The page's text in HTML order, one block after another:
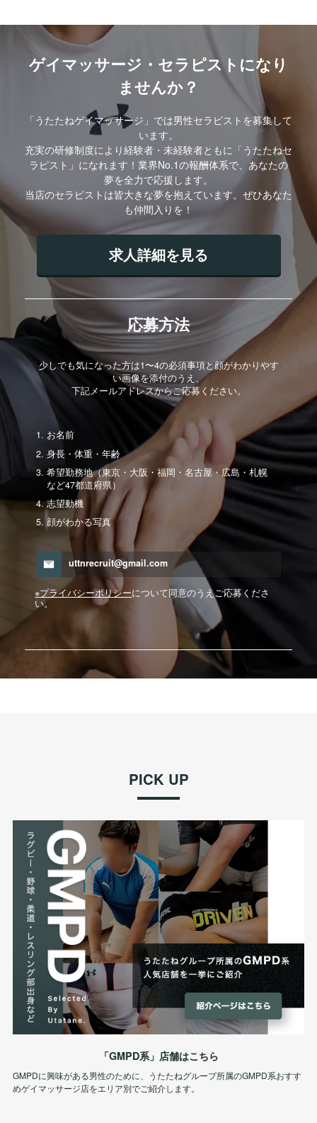
ゲイマッサージ・セラピストになり
ませんか？
「うたたねゲイマッサージ」では男性セラピストを募集して
います。
充実の研修制度により経験者・未経験者ともに「うたたねセ
ラピスト」になれます！業界No.1の報酬体系で、あなたの
夢を全力で応援します。
当店のセラピストは皆大きな夢を抱えています。ぜひあなた
も仲間入りを！
求人詳細を見る
応募方法
少しでも気になった方は1〜4の必須事項と顔がわかりやす
い画像を添付のうえ、
下記メールアドレスからご応募ください。
お名前
身長・体重・年齢
希望勤務地（東京・大阪・福岡・名古屋・広島・札幌
など47都道府県）
志望動機
顔がわかる写真
uttnrecruit@gmail.com
※プライバシーポリシーについて同意のうえご応募くださ
い。
PICK UP
「GMPD系」店舗はこちら
GMPDに興味がある男性のために、うたたねグループ所属のGMPD系おすす
めゲイマッサージ店をエリア別でご紹介します。